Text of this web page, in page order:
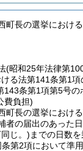
町長の選挙におけ
(昭和25年法律第
る法第141条第1項
143条第1項第5号の
費負担)
町長の選挙におけ
者の届出のあった
じ。) までの日数
第2項において準